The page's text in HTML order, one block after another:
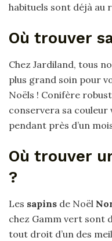
habituels sont déjà au
Où trouver
Chez Jardiland, tous
plus grand soin pour
Noëls ! Conifère
conservera sa
pendant près d’un
Où trouver
?
Les sapins de Noël
chez Gamm vert sont
tout droit d’un des